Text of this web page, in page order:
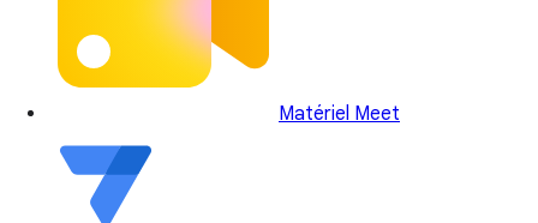
Matériel Meet